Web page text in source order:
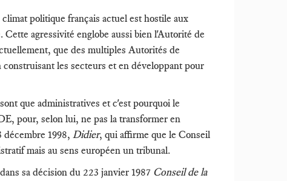
politique français actuel est hostile aux
agressivité englobe aussi bien l'Autorité de
que des multiples Autorités de
construisant les secteurs et en développant pour
que administratives et c'est pourquoi le
pour, selon lui, ne pas la transformer en
1998, Didier, qui affirme que le Conseil
mais au sens européen un tribunal.
sa décision du 223 janvier 1987 Conseil de la